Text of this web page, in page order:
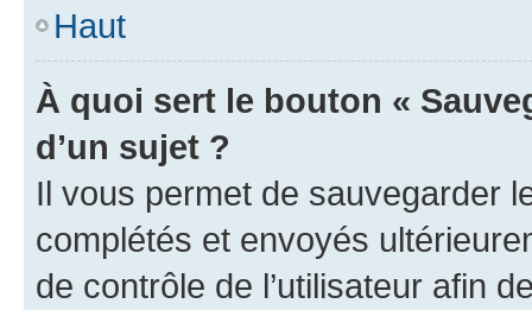
Haut
À quoi sert le bouton «
d’un sujet ?
Il vous permet de sauvegarder
complétés et envoyés
de contrôle de l’utilisateur afin